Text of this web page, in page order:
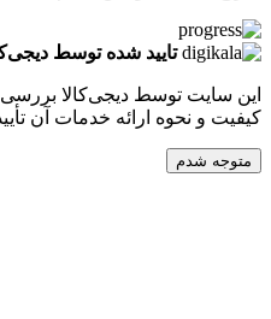
تایید شده توسط دیجی‌کالا
توسط دیجی‌کالا بررسی شده و
ارائه خدمات آن تأیید